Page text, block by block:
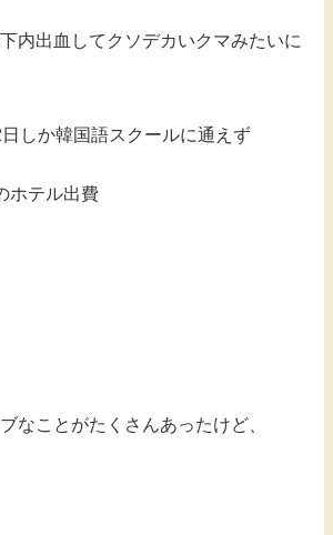
内出血してクソデカいクマみたいに
日しか韓国語スクールに通えず
ホテル出費
なことがたくさんあったけど、